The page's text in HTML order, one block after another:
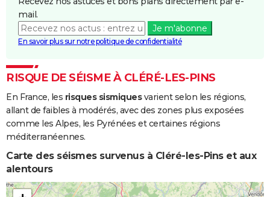
mail.
Je m'abonne
En savoir plus sur notre politique de confidentialité
RISQUE DE SÉISME À CLÉRÉ-LES-PINS
En France, les risques sismiquesvarient selon les régions,
allant de faibles à modérés, avec des zones plus exposées
comme les Alpes, les Pyrénées et certaines régions
méditerranéennes.
Carte des séismes survenus à Cléré-les-Pins et aux
alentours